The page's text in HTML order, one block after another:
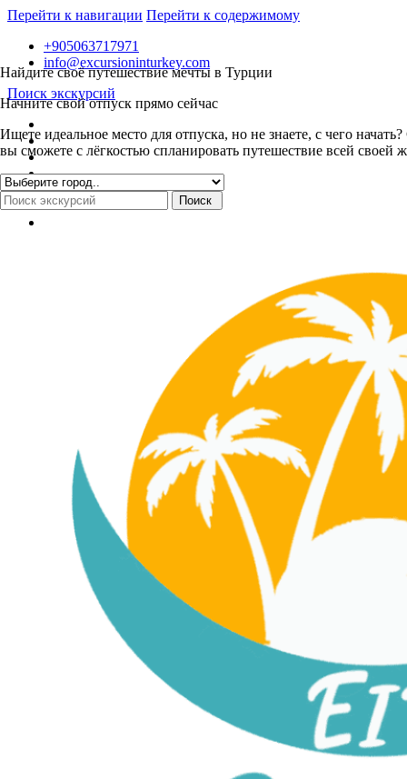
Перейти к навигации Перейти к содержимому
Найдите своё путешествие мечты в Турции
Начните свой отпуск прямо сейчас
Ищете идеальное место для отпуска, но не знаете, с чего
вы сможете с лёгкостью спланировать путешествие всей своей
+905063717971
info@excursioninturkey.com
Поиск экскурсий